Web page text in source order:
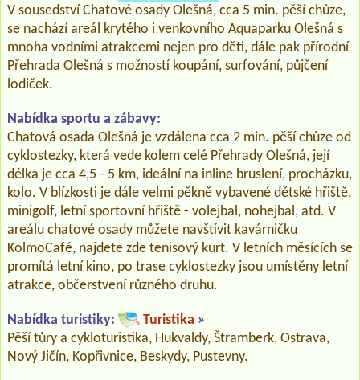
V sousedství Chatové osady Olešná, cca 5 min. pěší chůze,
se nachází areál krytého i venkovního Aquaparku Olešná s
mnoha vodními atrakcemi nejen pro děti, dále pak přírodní
Přehrada Olešná s možností koupání, surfování, půjčení
lodiček.
Nabídka sportu a zábavy:
Chatová osada Olešná je vzdálena cca 2 min. pěší chůze od
cyklostezky, která vede kolem celé Přehrady Olešná, její
délka je cca 4,5 - 5 km, ideální na inline bruslení, procházku,
kolo. V blízkosti je dále velmi pěkně vybavené dětské hřiště,
minigolf, letní sportovní hřiště - volejbal, nohejbal, atd. V
areálu chatové osady můžete navštívit kavárničku
KolmoCafé, najdete zde tenisový kurt. V letních měsících se
promítá letní kino, po trase cyklostezky jsou umístěny letní
atrakce, občerstvení různého druhu.
Nabídka turistiky: Turistika »
Pěší tůry a cykloturistika, Hukvaldy, Štramberk, Ostrava,
Nový Jičín, Kopřivnice, Beskydy, Pustevny.